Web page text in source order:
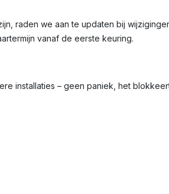
raden we aan te updaten bij
vanaf de eerste keuring.
installaties – geen paniek, het